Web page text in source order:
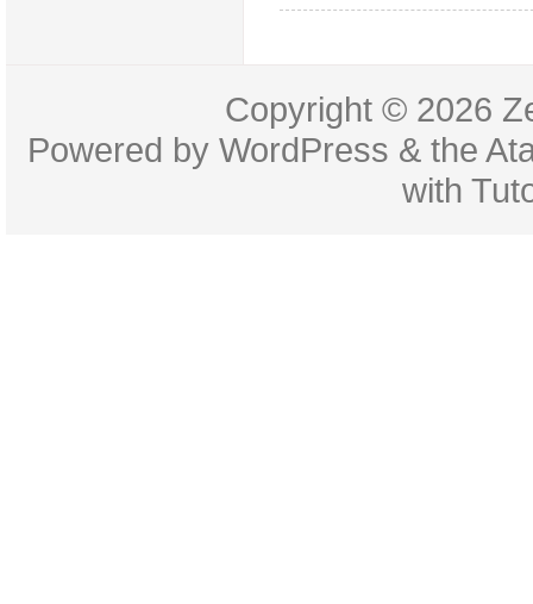
Copyright © 2026
Powered byWordPress & the
with